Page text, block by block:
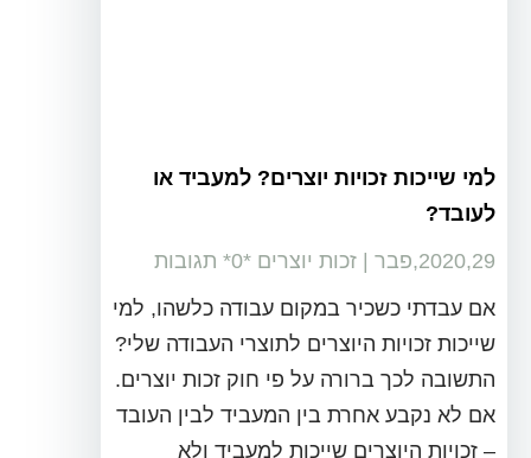
למי שייכות זכויות יוצרים? למעביד או
לעובד?
2020,29,פבר
זכות יוצרים ‏*0* תגובות
אם עבדתי כשכיר במקום עבודה כלשהו, למי
שייכות זכויות היוצרים לתוצרי העבודה שלי?
התשובה לכך ברורה על פי חוק זכות יוצרים.
אם לא נקבע אחרת בין המעביד לבין העובד
– זכויות היוצרים שייכות למעביד ולא